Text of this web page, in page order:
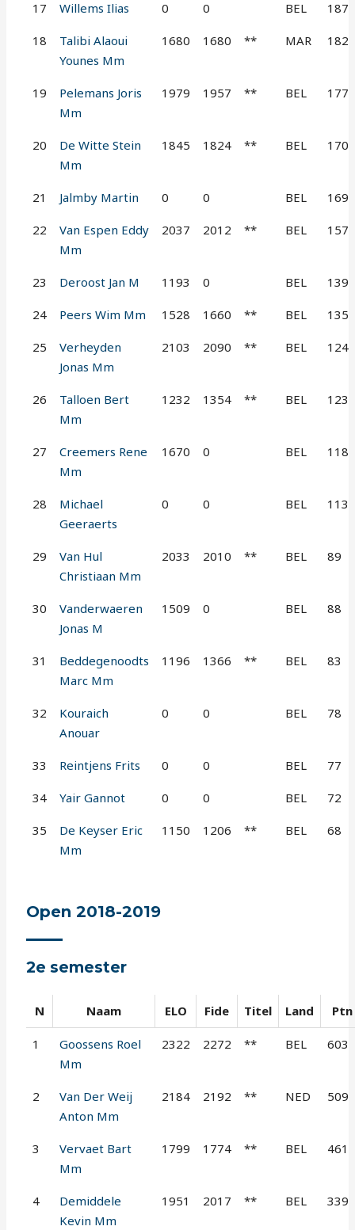
17 Willems Ilias 0 0 BEL 187
18
Talibi Alaoui
Younes Mm
1680 1680 ** MAR 182
19
Pelemans Joris
Mm
1979 1957 ** BEL 177
20
De Witte Stein
Mm
1845 1824 ** BEL 170
21 Jalmby Martin 0 0 BEL 169
22
Van Espen Eddy
Mm
2037 2012 ** BEL 157
23 Deroost Jan M 1193 0 BEL 139
24 Peers Wim Mm 1528 1660 ** BEL 135
25
Verheyden
Jonas Mm
2103 2090 ** BEL 124
26
Talloen Bert
Mm
1232 1354 ** BEL 123
27
Creemers Rene
Mm
1670 0 BEL 118
28
Michael
Geeraerts
0 0 BEL 113
29
Van Hul
Christiaan Mm
2033 2010 ** BEL 89
30
Vanderwaeren
Jonas M
1509 0 BEL 88
31
Beddegenoodts
Marc Mm
1196 1366 ** BEL 83
32
Kouraich
Anouar
0 0 BEL 78
33 Reintjens Frits 0 0 BEL 77
34 Yair Gannot 0 0 BEL 72
35
De Keyser Eric
Mm
1150 1206 ** BEL 68
Open 2018-2019
2e semester
N Naam ELO Fide Titel Land Ptn
1
Goossens Roel
Mm
2322 2272 ** BEL 603
2
Van Der Weij
Anton Mm
2184 2192 ** NED 509
3
Vervaet Bart
Mm
1799 1774 ** BEL 461
4
Demiddele
Kevin Mm
1951 2017 ** BEL 339